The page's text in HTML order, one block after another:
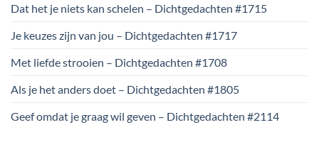
Dat het je niets kan schelen – Dichtgedachten #1715
Je keuzes zijn van jou – Dichtgedachten #1717
Met liefde strooien – Dichtgedachten #1708
Als je het anders doet – Dichtgedachten #1805
Geef omdat je graag wil geven – Dichtgedachten #2114